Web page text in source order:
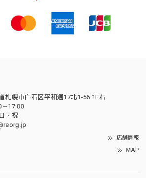
札幌市白石区平和通17北1-56 1F右
～17:00
・祝
店舗情報
MAP